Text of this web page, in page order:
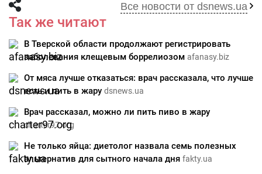
Все новости от dsnews.ua
Так же читают
В Тверской области продолжают регистрировать
заболевания клещевым боррелиозом afanasy.biz
От мяса лучше отказаться: врач рассказала, что лучше
есть и пить в жару dsnews.ua
Врач рассказал, можно ли пить пиво в жару
charter97.org
Не только яйца: диетолог назвала семь полезных
альтернатив для сытного начала дня fakty.ua